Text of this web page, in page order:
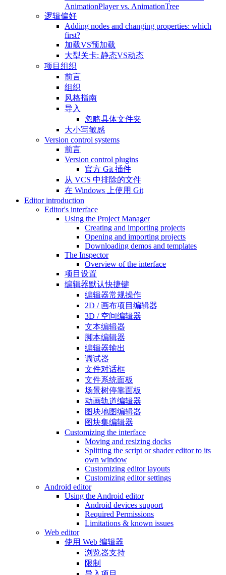
AnimationPlayer vs. AnimationTree
逻辑偏好
Adding nodes and changing properties: which
first?
加载VS预加载
大型关卡: 静态VS动态
项目组织
前言
组织
风格指南
导入
忽略具体文件夹
大小写敏感
Version control systems
前言
Version control plugins
官方 Git 插件
从 VCS 中排除的文件
在 Windows 上使用 Git
Editor introduction
Editor's interface
Using the Project Manager
Creating and importing projects
Opening and importing projects
Downloading demos and templates
The Inspector
Overview of the interface
项目设置
编辑器默认快捷键
编辑器常规操作
2D / 画布项目编辑器
3D / 空间编辑器
文本编辑器
脚本编辑器
编辑器输出
调试器
文件对话框
文件系统面板
场景树停靠面板
动画轨道编辑器
图块地图编辑器
图块集编辑器
Customizing the interface
Moving and resizing docks
Splitting the script or shader editor to its
own window
Customizing editor layouts
Customizing editor settings
Android editor
Using the Android editor
Android devices support
Required Permissions
Limitations & known issues
Web editor
使用 Web 编辑器
浏览器支持
限制